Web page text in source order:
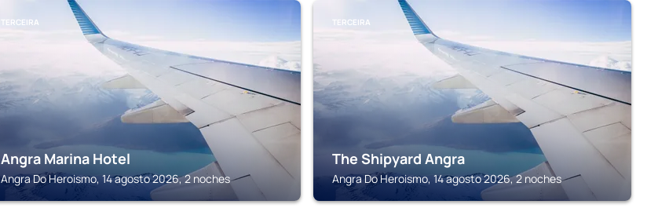
TERCEIRA
Angra Marina Hotel
Angra Do Heroismo, 14 agosto 2026, 2 noches
TERCEIRA
The Shipyard Angra
Angra Do Heroismo, 14 agosto 2026, 2 noches